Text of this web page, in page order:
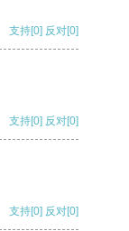
支持[0] 反对[0]
支持[0] 反对[0]
支持[0] 反对[0]